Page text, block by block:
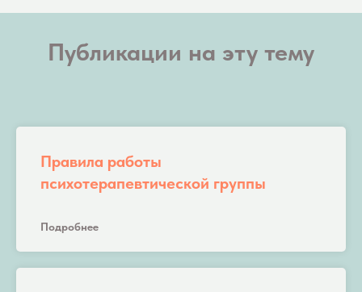
Публикации на эту тему
Правила работы
психотерапевтической группы
Подробнее